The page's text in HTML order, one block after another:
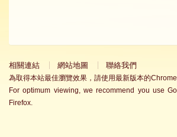
相關連結 網站地圖 聯絡我們
為取得本站最佳瀏覽效果，請使用最新版本的
For optimum viewing, we recommend you use
Firefox.